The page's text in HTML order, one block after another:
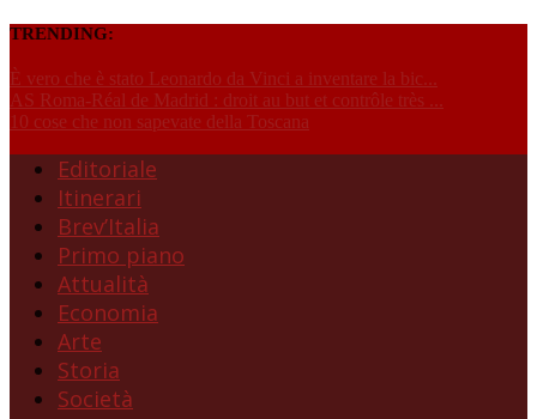
TRENDING:
È vero che è stato Leonardo da Vinci a inventare la bic...
AS Roma-Réal de Madrid : droit au but et contrôle très ...
10 cose che non sapevate della Toscana
Editoriale
Itinerari
Brev’Italia
Primo piano
Attualità
Economia
Arte
Storia
Società